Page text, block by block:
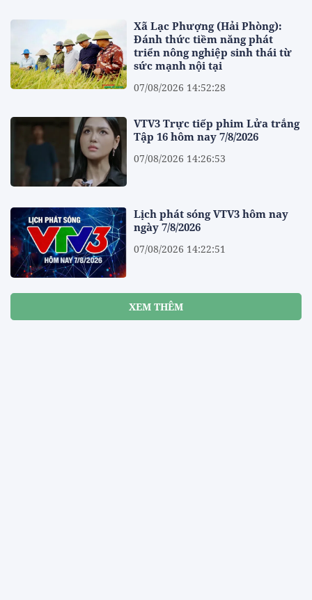
Xã Lạc Phượng (Hải Phòng):
Đánh thức tiềm năng phát
triển nông nghiệp sinh thái từ
sức mạnh nội tại
07/08/2026 14:52:28
VTV3 Trực tiếp phim Lửa trắng
Tập 16 hôm nay 7/8/2026
07/08/2026 14:26:53
Lịch phát sóng VTV3 hôm nay
ngày 7/8/2026
07/08/2026 14:22:51
XEM THÊM